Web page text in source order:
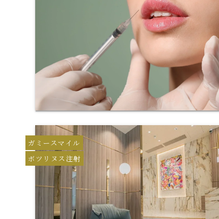
ガミースマイル
ボツリヌス注射